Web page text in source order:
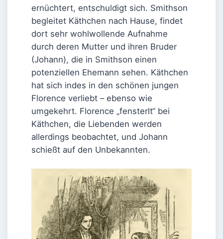
ernüchtert, entschuldigt sich. Smithson
begleitet Käthchen nach Hause, findet
dort sehr wohlwollende Aufnahme
durch deren Mutter und ihren Bruder
(Johann), die in Smithson einen
potenziellen Ehemann sehen. Käthchen
hat sich indes in den schönen jungen
Florence verliebt – ebenso wie
umgekehrt. Florence „fensterlt“ bei
Käthchen, die Liebenden werden
allerdings beobachtet, und Johann
schießt auf den Unbekannten.